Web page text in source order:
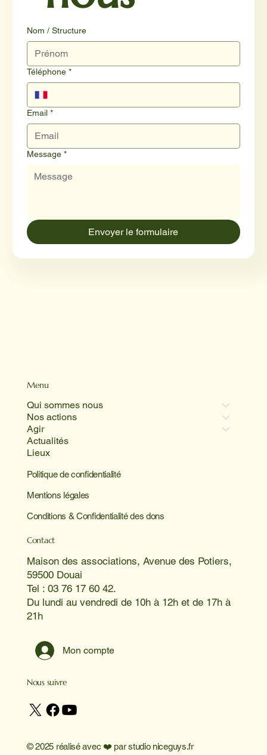
Menu
Qui sommes nous
Nos actions
Agir
Actualités
Lieux
Politique de confidentialité
Mentions légales
Conditions & Confidentialité des dons
Contact
Maison des associations, Avenue des Potiers,
59500 Douai
Tel : 03 76 17 60 42.
Du lundi au vendredi de 10h à 12h et de 17h à
21h
Mon compte
Nous suivre
© 2025 réalisé avec ❤️ parstudio niceguys.fr
Nom / Structure
Téléphone *
Email *
Message *
Envoyer le formulaire